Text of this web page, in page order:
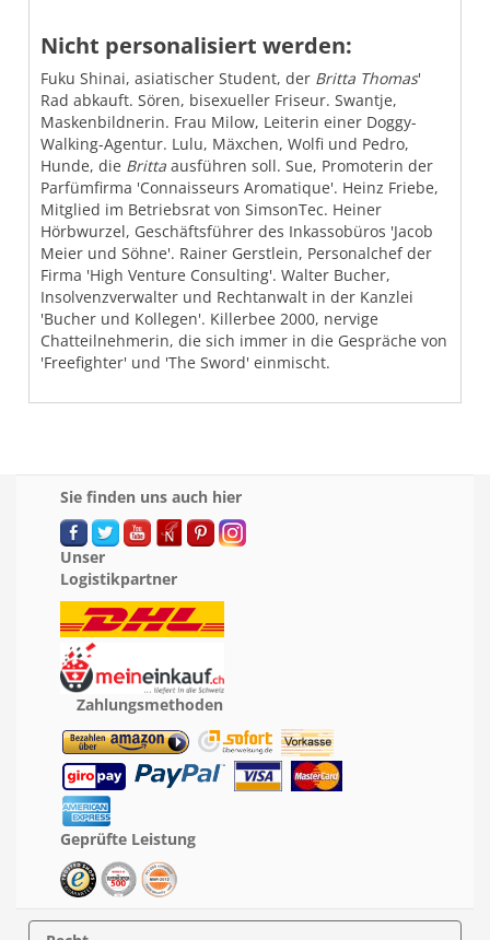
Nicht personalisiert werden:
Fuku Shinai, asiatischer Student, der Britta Thomas'
Rad abkauft. Sören, bisexueller Friseur. Swantje,
Maskenbildnerin. Frau Milow, Leiterin einer Doggy-
Walking-Agentur. Lulu, Mäxchen, Wolfi und Pedro,
Hunde, die Britta ausführen soll. Sue, Promoterin der
Parfümfirma 'Connaisseurs Aromatique'. Heinz Friebe,
Mitglied im Betriebsrat von SimsonTec. Heiner
Hörbwurzel, Geschäftsführer des Inkassobüros 'Jacob
Meier und Söhne'. Rainer Gerstlein, Personalchef der
Firma 'High Venture Consulting'. Walter Bucher,
Insolvenzverwalter und Rechtanwalt in der Kanzlei
'Bucher und Kollegen'. Killerbee 2000, nervige
Chatteilnehmerin, die sich immer in die Gespräche von
'Freefighter' und 'The Sword' einmischt.
Sie finden uns auch hier
Unser
Logistikpartner
Zahlungsmethoden
Geprüfte Leistung